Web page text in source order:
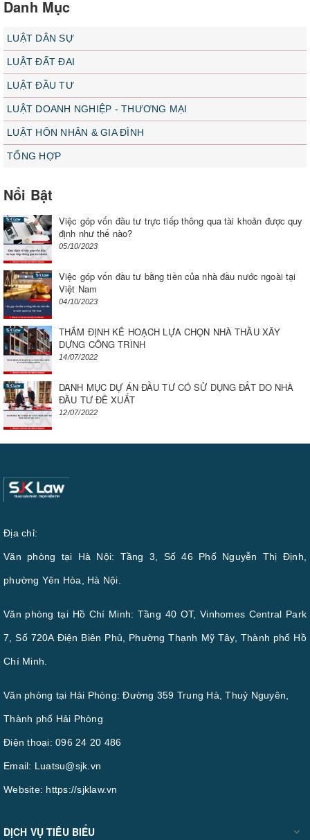
Danh Mục
LUẬT DÂN SỰ
LUẬT ĐẤT ĐAI
LUẬT ĐẦU TƯ
LUẬT DOANH NGHIỆP - THƯƠNG MẠI
LUẬT HÔN NHÂN & GIA ĐÌNH
TỔNG HỢP
Nổi Bật
Việc góp vốn đầu tư trực tiếp thông qua tài khoản được quy
định như thế nào?
05/10/2023
Việc góp vốn đầu tư bằng tiền của nhà đầu nước ngoài tại
Việt Nam
04/10/2023
THẨM ĐỊNH KẾ HOẠCH LỰA CHỌN NHÀ THẦU XÂY
DỰNG CÔNG TRÌNH
14/07/2022
DANH MỤC DỰ ÁN ĐẦU TƯ CÓ SỬ DỤNG ĐẤT DO NHÀ
ĐẦU TƯ ĐỀ XUẤT
12/07/2022
Địa chỉ:
Văn phòng tại Hà Nội: Tầng 3, Số 46 Phố Nguyễn Thị Định,
phường Yên Hòa, Hà Nội.
Văn phòng tại Hồ Chí Minh: Tầng 40 OT, Vinhomes Central Park
7, Số 720A Điện Biên Phủ, Phường Thạnh Mỹ Tây, Thành phố Hồ
Chí Minh.
Văn phòng tại Hải Phòng: Đường 359 Trung Hà, Thuỷ Nguyên,
Thành phố Hải Phòng
Điện thoại: 096 24 20 486
Email: Luatsu@sjk.vn
Website: https://sjklaw.vn
DỊCH VỤ TIÊU BIỂU